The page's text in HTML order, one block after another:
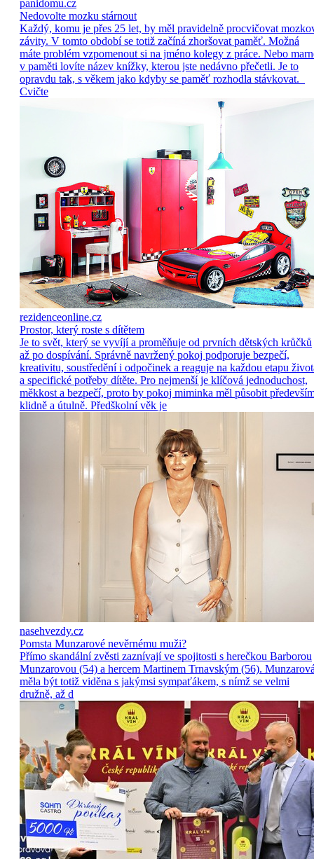
panidomu.cz
Nedovolte mozku stárnout
Každý, komu je přes 25 let, by měl pravidelně procvičovat
závity. V tomto období se totiž začíná zhoršovat paměť. Možná
máte problém vzpomenout si na jméno kolegy z práce. Nebo
v paměti lovíte název knížky, kterou jste nedávno přečetli. Je to
opravdu tak, s věkem jako kdyby se paměť rozhodla stávkovat.
Cvičte
rezidenceonline.cz
Prostor, který roste s dítětem
Je to svět, který se vyvíjí a proměňuje od prvních dětských krůčků
až po dospívání. Správně navržený pokoj podporuje bezpečí,
kreativitu, soustředění i odpočinek a reaguje na každou etapu
a specifické potřeby dítěte. Pro nejmenší je klíčová jednoduchost,
měkkost a bezpečí, proto by pokoj miminka měl působit
klidně a útulně. Předškolní věk je
nasehvezdy.cz
Pomsta Munzarové nevěrnému muži?
Přímo skandální zvěsti zaznívají ve spojitosti s herečkou Barborou
Munzarovou (54) a hercem Martinem Trnavským (56).
měla být totiž viděna s jakýmsi sympaťákem, s nímž se velmi
družně, až d